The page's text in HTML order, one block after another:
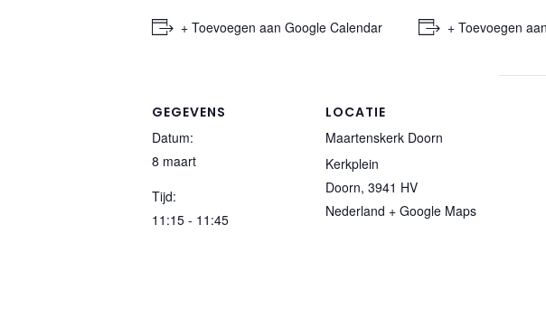
+ Toevoegen aan Google Calendar + Toevoegen
GEGEVENS
Datum:
8 maart
Tijd:
11:15 - 11:45
LOCATIE
Maartenskerk Doorn
Kerkplein
Doorn, 3941 HV
Nederland + Google Maps